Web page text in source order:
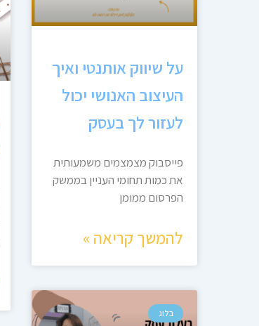
על שיווק אותנטי ואיך
העיצוב האנושי יכול
לעזור לך בעסק
פייסבוק מצמצמים משמעותית
את כמות תחומי העניין בממשק
הפרסום ממומן
להמשך קריאה »
בלוג